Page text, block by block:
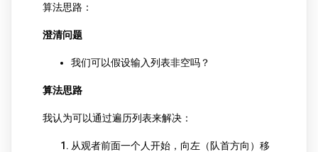
算法思路：
澄清问题
我们可以假设输入列表非空吗？
算法思路
我认为可以通过遍历列表来解决：
从观者前面一个人开始，向左（队首方向）移